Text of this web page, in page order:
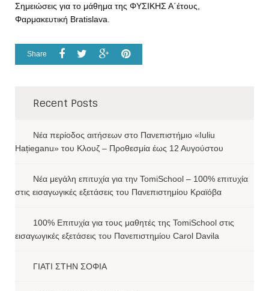
Σημειώσεις για το μάθημα της ΦΥΣΙΚΗΣ Α΄έτους,
Φαρμακευτική Bratislava.
Share
Recent Posts
Νέα περίοδος αιτήσεων στο Πανεπιστήμιο «Iuliu
Hațieganu» του Κλουζ – Προθεσμία έως 12 Αυγούστου
Νέα μεγάλη επιτυχία για την TomiSchool – 100% επιτυχία
στις εισαγωγικές εξετάσεις του Πανεπιστημίου Κραϊόβα
100% Επιτυχία για τους μαθητές της TomiSchool στις
εισαγωγικές εξετάσεις του Πανεπιστημίου Carol Davila
ΓΙΑΤΙ ΣΤΗΝ ΣΟΦΙΑ